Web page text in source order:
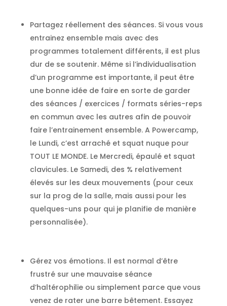
Partagez réellement des séances. Si vous vous
entrainez ensemble mais avec des
programmes totalement différents, il est plus
dur de se soutenir. Même si l’individualisation
d’un programme est importante, il peut être
une bonne idée de faire en sorte de garder
des séances / exercices / formats séries-reps
en commun avec les autres afin de pouvoir
faire l’entrainement ensemble. A Powercamp,
le Lundi, c’est arraché et squat nuque pour
TOUT LE MONDE. Le Mercredi, épaulé et squat
clavicules. Le Samedi, des % relativement
élevés sur les deux mouvements (pour ceux
sur la prog de la salle, mais aussi pour les
quelques-uns pour qui je planifie de manière
personnalisée).
Gérez vos émotions. Il est normal d’être
frustré sur une mauvaise séance
d’haltérophilie ou simplement parce que vous
venez de rater une barre bêtement. Essayez